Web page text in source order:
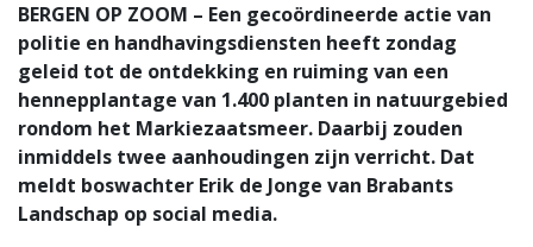
BERGEN OP ZOOM – Een gecoördineerde actie van
politie en handhavingsdiensten heeft zondag
geleid tot de ontdekking en ruiming van een
hennepplantage van 1.400 planten in natuurgebied
rondom het Markiezaatsmeer. Daarbij zouden
inmiddels twee aanhoudingen zijn verricht. Dat
meldt boswachter Erik de Jonge van Brabants
Landschap op social media.